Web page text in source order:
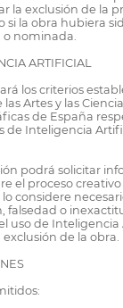
la exclusión de la
si la obra hubiera
o nominada.
ARTIFICIAL
los criterios
Artes y las
de España
de Inteligencia
podrá solicitar
el proceso
considere
falsedad o
uso de
de la obra.